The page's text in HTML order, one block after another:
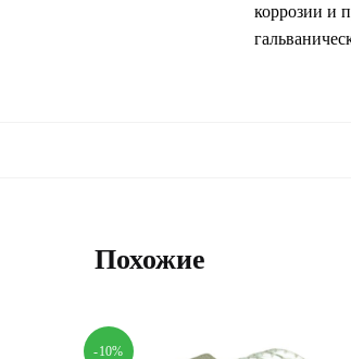
коррозии и
Похожие
-10%